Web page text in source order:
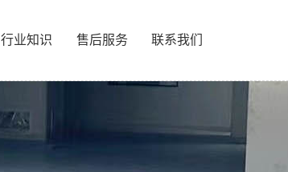
行业知识 售后服务 联系我们